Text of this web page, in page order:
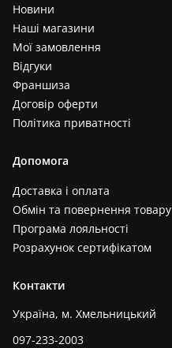
Новини
Наші магазини
Мої замовлення
Відгуки
Франшиза
Договір оферти
Політика приватності
Допомога
Доставка і оплата
Обмін та повернення товару
Програма лояльності
Розрахунок сертифікатом
Контакти
Україна, м. Хмельницький
097-233-2003